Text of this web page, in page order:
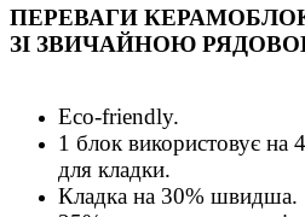
ПЕРЕВАГИ
ЗІ ЗВИЧАЙНОЮ
Eco-friendly.
1 блок використовує
для кладки.
Кладка на 30% швидша.